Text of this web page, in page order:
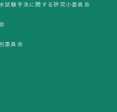
試験手法に関する研究小委員会
委員会